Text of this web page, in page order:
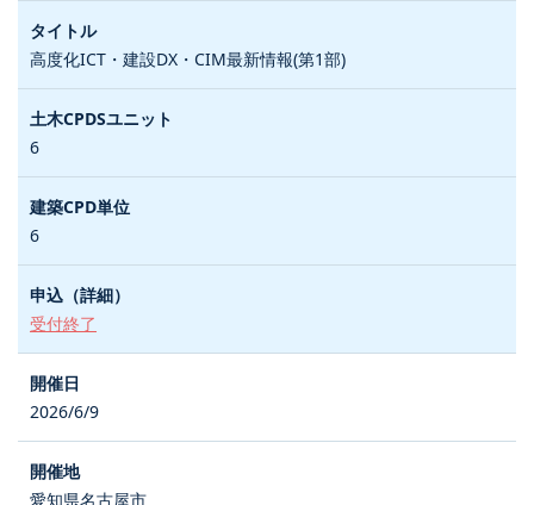
高度化ICT・建設DX・CIM最新情報(第1部)
6
6
受付終了
2026/6/9
愛知県名古屋市